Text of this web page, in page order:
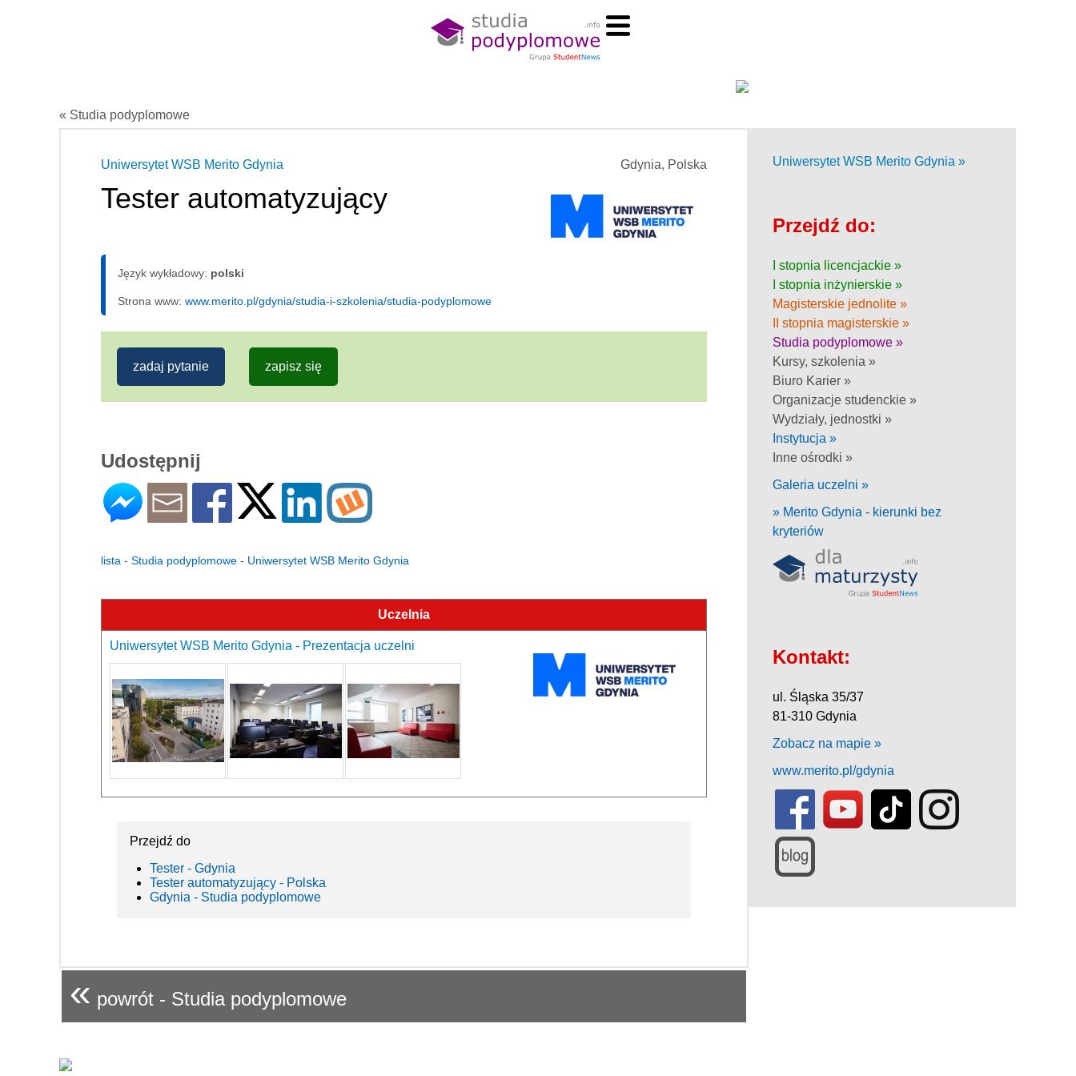
« Studia podyplomowe
Gdynia, Polska
Uniwersytet WSB Merito Gdynia
Tester automatyzujący
Język wykładowy: polski
Strona www: www.merito.pl/gdynia/studia-i-szkolenia/studia-podyplomowe
zadaj pytanie zapisz się
Udostępnij
lista - Studia podyplomowe - Uniwersytet WSB Merito Gdynia
Uczelnia
Uniwersytet WSB Merito Gdynia - Prezentacja uczelni
Przejdź do
Tester - Gdynia
Tester automatyzujący - Polska
Gdynia - Studia podyplomowe
« powrót - Studia podyplomowe
Uniwersytet WSB Merito Gdynia »
Przejdź do:
I stopnia licencjackie »
I stopnia inżynierskie »
Magisterskie jednolite »
II stopnia magisterskie »
Studia podyplomowe »
Kursy, szkolenia »
Biuro Karier »
Organizacje studenckie »
Wydziały, jednostki »
Instytucja »
Inne ośrodki »
Galeria uczelni »
» Merito Gdynia - kierunki bez
kryteriów
Kontakt:
ul. Śląska 35/37
81-310 Gdynia
Zobacz na mapie »
www.merito.pl/gdynia